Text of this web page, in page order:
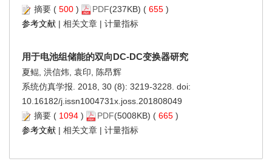
摘要 ( 500 ) PDF(237KB) ( 655 )
参考文献 | 相关文章 | 计量指标
用于电池组储能的双向DC-DC变换器研究
夏鲲, 洪信炜, 袁印, 陈昂辉
系统仿真学报. 2018, 30 (8): 3219-3228. doi:
10.16182/j.issn1004731x.joss.201808049
摘要 ( 1094 ) PDF(5008KB) ( 665 )
参考文献 | 相关文章 | 计量指标